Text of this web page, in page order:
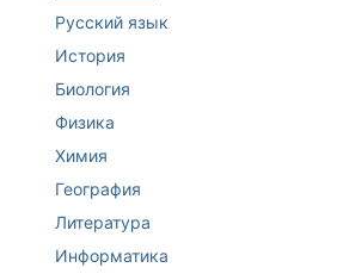
Русский язык
История
Биология
Физика
Химия
География
Литература
Информатика